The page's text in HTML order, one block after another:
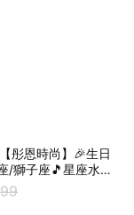
彤恩時尚】🎉生日
/獅子座🎵星座水晶
年新款》『LIN
▹生日禮物 情人節禮